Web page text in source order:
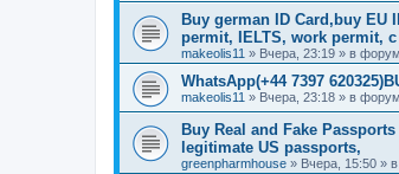
Buy german ID Card,buy EU
permit, IELTS, work permit, c
makeolis11 » Вчера, 23:19 » в
WhatsApp(+44 7397
makeolis11 » Вчера, 23:18 » в
Buy Real and Fake
legitimate US passports,
greenpharmhouse » Вчера, 15:50 »